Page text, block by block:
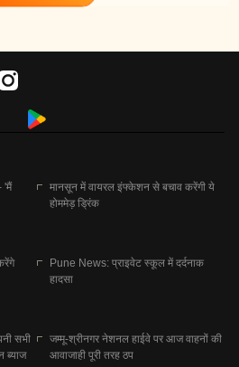
'मैं
मानसून में वायरल इंफ्केशन से बचाव करेंगी ये
होममेड़ ड्रिंक
Pune News: प्राइवेट स्कूल में दर्दनाक
हादसा
सभी
ब्याज
जम्मू-श्रीनगर नेशनल हाईवे पर आज वाहनों की
आवाजाही पूरी तरह ठप